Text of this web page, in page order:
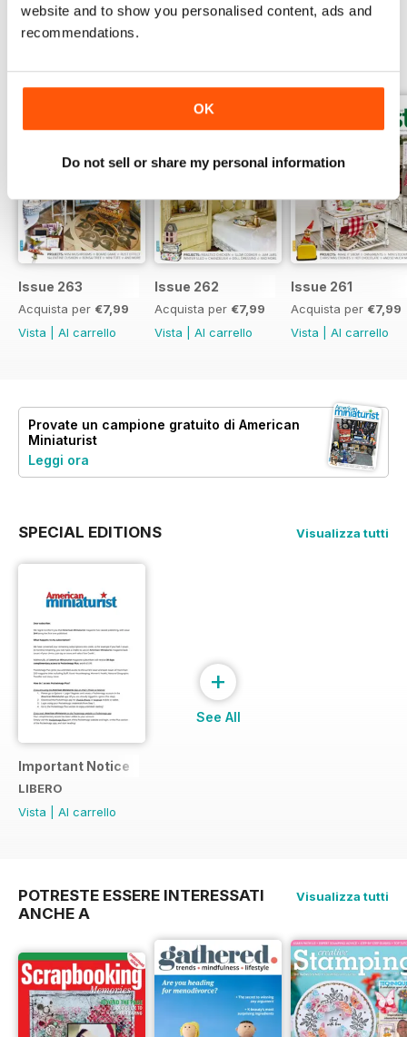
website and to show you personalised content, ads and
recommendations.
OK
Do not sell or share my personal information
Issue 263
Acquista per €7,99
Vista
Al carrello
Issue 262
Acquista per €7,99
Vista
Al carrello
Issue 261
Acquista per €7,99
Vista
Al carrello
Provate un campione gratuito di American
Miniaturist
Leggi ora
SPECIAL EDITIONS Visualizza tutti
Important Notice
LIBERO
Vista
Al carrello
+
See All
POTRESTE ESSERE INTERESSATI
ANCHE A
Visualizza tutti